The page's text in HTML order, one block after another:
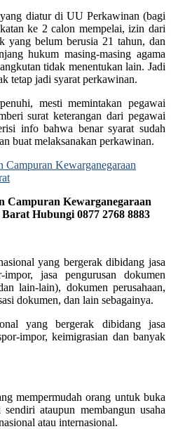
diatur di UU Perkawinan (bagi
ke 2 calon mempelai, izin dari
yang belum berusia 21 tahun, dan
hukum masing-masing agama
tidak menentukan lain. Jadi
tetap jadi syarat perkawinan.
mesti memintakan pegawai
surat keterangan dari pegawai
info bahwa benar syarat sudah
buat melaksanakan perkawinan.
Campuran Kewarganegaraan
Hubungi 0877 2768 8883
yang bergerak dibidang jasa
impor, jasa pengurusan dokumen
lain-lain), dokumen perusahaan,
dokumen, dan lain sebagainya.
yang bergerak dibidang jasa
impor, keimigrasian dan banyak
mempermudah orang untuk buka
ataupun membangun usaha
atau internasional.